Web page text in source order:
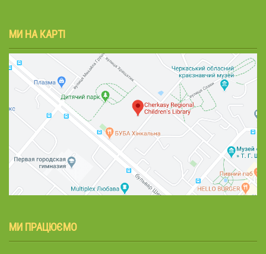
МИ НА КАРТІ
МИ ПРАЦЮЄМО